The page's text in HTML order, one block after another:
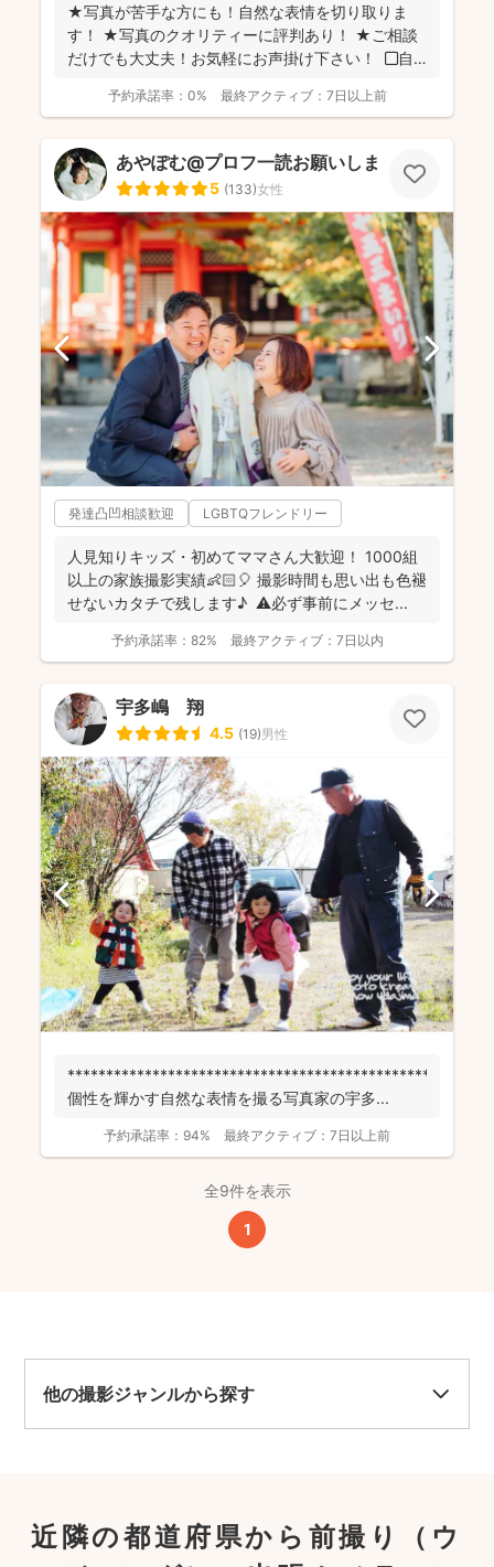
★写真が苦手な方にも！自然な表情を切り取りま
す！ ★写真のクオリティーに評判あり！ ★ご相談
だけでも大丈夫！お気軽にお声掛け下さい！ ◼︎自
予約承諾率： 0% 最終アクティブ： 7日以上前
あやぽむ@プロフ一読お願いします⭕️
5 (133)女性
発達凸凹相談歓迎 LGBTQフレンドリー
人見知りキッズ・初めてママさん大歓迎！ 1000組
以上の家族撮影実績👶🏻🎈 撮影時間も思い出も色褪
せないカタチで残します♪ ⚠️必ず事前にメッセ...
予約承諾率： 82% 最終アクティブ： 7日以内
宇多嶋 翔
4.5 (19)男性
******************************************************
個性を輝かす自然な表情を撮る写真家の宇多...
予約承諾率： 94% 最終アクティブ： 7日以上前
全9件を表示
1
他の撮影ジャンルから探す
近隣の都道府県から前撮り（ウ